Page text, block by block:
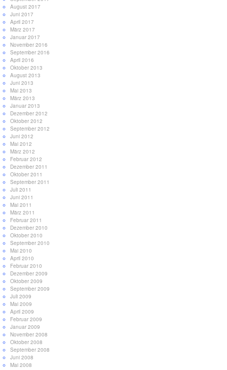
August 2017
Juni 2017
April 2017
März 2017
Januar 2017
November 2016
September 2016
April 2016
Oktober 2013
August 2013
Juni 2013
Mai 2013
März 2013
Januar 2013
Dezember 2012
Oktober 2012
September 2012
Juni 2012
Mai 2012
März 2012
Februar 2012
Dezember 2011
Oktober 2011
September 2011
Juli 2011
Juni 2011
Mai 2011
März 2011
Februar 2011
Dezember 2010
Oktober 2010
September 2010
Mai 2010
April 2010
Februar 2010
Dezember 2009
Oktober 2009
September 2009
Juli 2009
Mai 2009
April 2009
Februar 2009
Januar 2009
November 2008
Oktober 2008
September 2008
Juni 2008
Mai 2008